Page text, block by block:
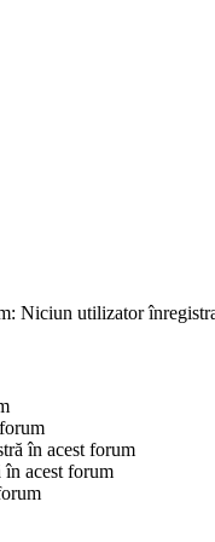
Niciun utilizator
în acest forum
în acest forum